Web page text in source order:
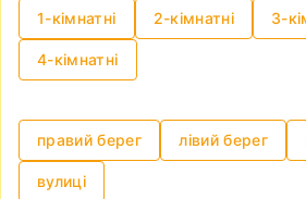
1-кімнатні 2-кімнатні 3-
4-кімнатні
правий берег лівий берег
вулиці